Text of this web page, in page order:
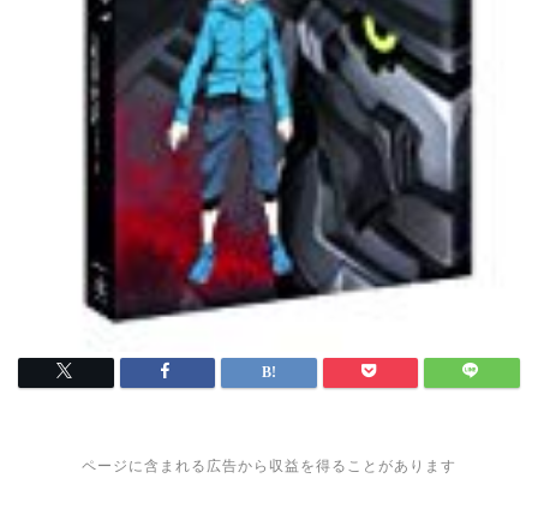
ページに含まれる広告から収益を得ることがあります